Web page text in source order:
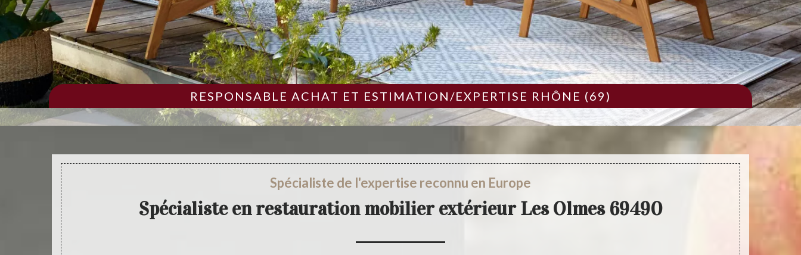
RESPONSABLE ACHAT ET ESTIMATION/EXPERTISE RHÔNE (69)
Spécialiste de l'expertise reconnu en Europe
Spécialiste en restauration mobilier extérieur Les Olmes 69490